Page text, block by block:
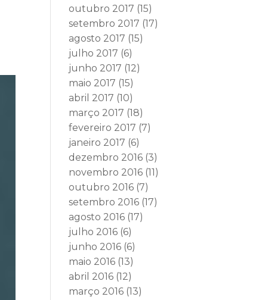
outubro 2017 (15)
setembro 2017 (17)
agosto 2017 (15)
julho 2017 (6)
junho 2017 (12)
maio 2017 (15)
abril 2017 (10)
março 2017 (18)
fevereiro 2017 (7)
janeiro 2017 (6)
dezembro 2016 (3)
novembro 2016 (11)
outubro 2016 (7)
setembro 2016 (17)
agosto 2016 (17)
julho 2016 (6)
junho 2016 (6)
maio 2016 (13)
abril 2016 (12)
março 2016 (13)